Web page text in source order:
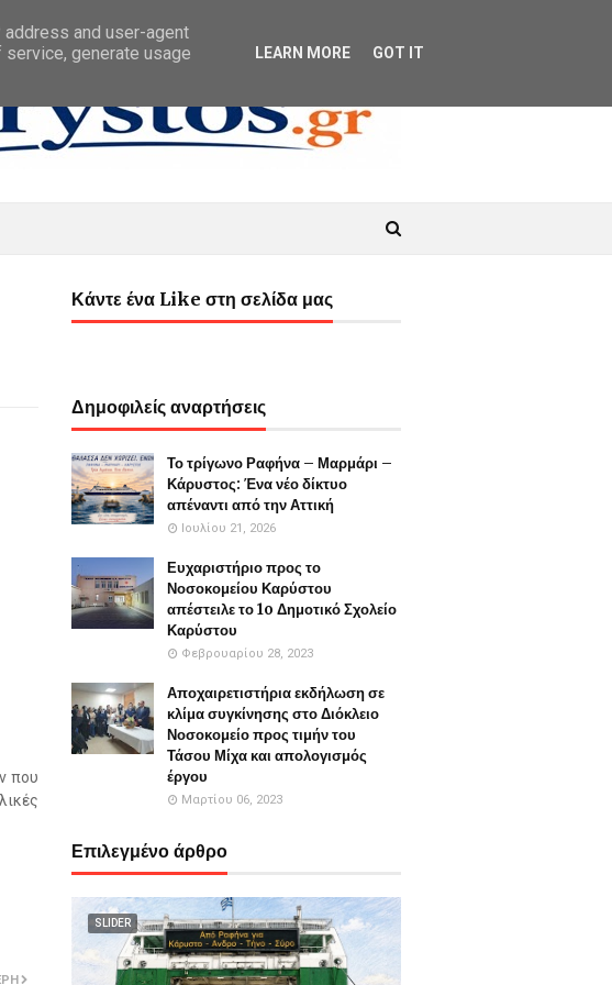
που
Κάντε ένα Like στη σελίδα μας
Δημοφιλείς αναρτήσεις
Το τρίγωνο Ραφήνα – Μαρμάρι –
Κάρυστος: Ένα νέο δίκτυο
απέναντι από την Αττική
Ιουλίου 21, 2026
Ευχαριστήριο προς το
Νοσοκομείου Καρύστου
απέστειλε το 1o Δημοτικό Σχολείο
Καρύστου
Φεβρουαρίου 28, 2023
Αποχαιρετιστήρια εκδήλωση σε
κλίμα συγκίνησης στο Διόκλειο
Νοσοκομείο προς τιμήν του
Τάσου Μίχα και απολογισμός
έργου
Μαρτίου 06, 2023
Επιλεγμένο άρθρο
SLIDER
and user-agent
generate usage
LEARN MORE GOT IT